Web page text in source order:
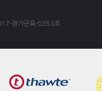
경기군포-0353호